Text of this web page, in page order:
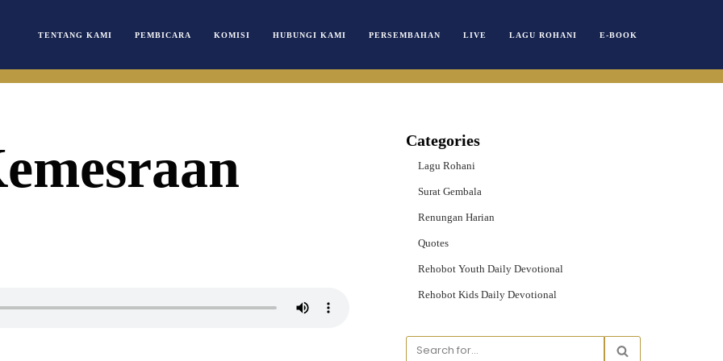
TENTANG KAMI PEMBICARA KOMISI HUBUNGI KAMI PERSEMBAHAN LIVE LAGU ROHANI E-BOOK
Categories
Lagu Rohani
Surat Gembala
Renungan Harian
Quotes
Rehobot Youth Daily Devotional
Rehobot Kids Daily Devotional